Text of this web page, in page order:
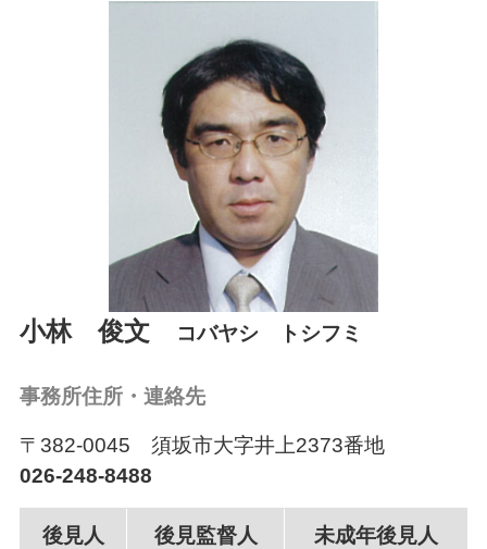
会員ログイン
026-232-7492
受付時間：平日8:30～17:15
小林 俊文 コバヤシ トシフミ
事務所住所・連絡先
〒382-0045 須坂市大字井上2373番地
026-248-8488
後見人 後見監督人 未成年後見人